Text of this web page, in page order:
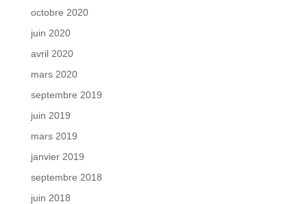
octobre 2020
juin 2020
avril 2020
mars 2020
septembre 2019
juin 2019
mars 2019
janvier 2019
septembre 2018
juin 2018